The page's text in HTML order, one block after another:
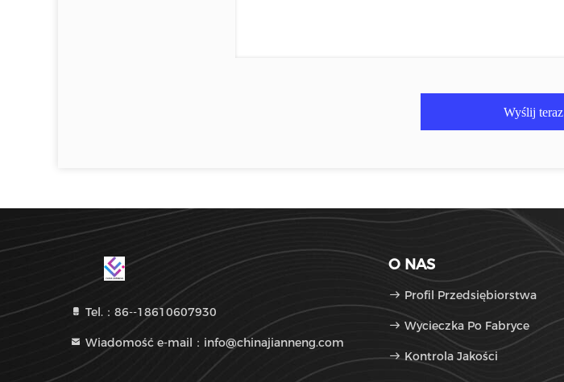
Wyślij teraz
Tel.：86--18610607930
Wiadomość e-mail：info@chinajianneng.com
O NAS
Profil Przedsiębiorstwa
Wycieczka Po Fabryce
Kontrola Jakości